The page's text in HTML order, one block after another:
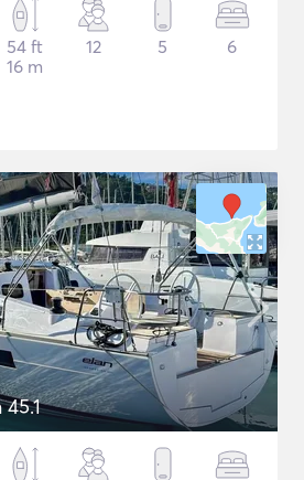
54 ft
16 m
12 5 6